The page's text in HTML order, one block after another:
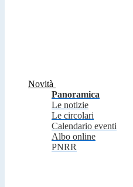
Novità
Panoramica
Le notizie
Le circolari
Calendario eventi
Albo online
PNRR